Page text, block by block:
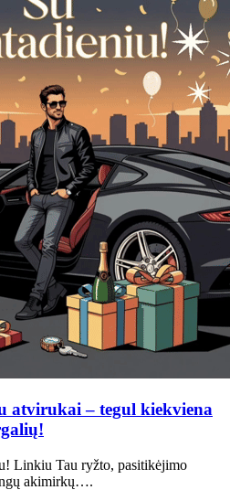
atvirukai – tegul kiekviena
Linkiu Tau ryžto, pasitikėjimo
akimirkų….